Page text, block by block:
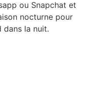
ou Snapchat et
nocturne pour
dans la nuit.